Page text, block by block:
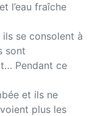
l’eau fraîche
se consolent à
sont
Pendant ce
et ils ne
plus les